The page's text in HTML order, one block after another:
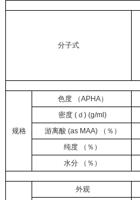
分子式
规格
色度 （APHA）
密度 (ｄ) (g/ml)
游离酸 (as MAA) （％）
纯度 （％）
水分 （％）
外观